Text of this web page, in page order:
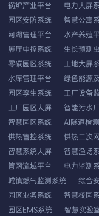
锅炉产业平台
电力大屏
园区安防系统
智慧公寓
河湖管理平台
水产养殖
展厅中控系统
生长预测
零碳园区系统
工地大屏
水库管理平台
绿色能源
园区孪生系统
工厂设备
工厂园区大屏
智能污水
智慧园区系统
AI隧道检测
供热管控系统
供热二次
智慧系统大屏
智慧渔场
管网流域平台
电力监测
城镇燃气监测系统
综合
园区业务系统
智慧校园
园区EMS系统
智慧实验